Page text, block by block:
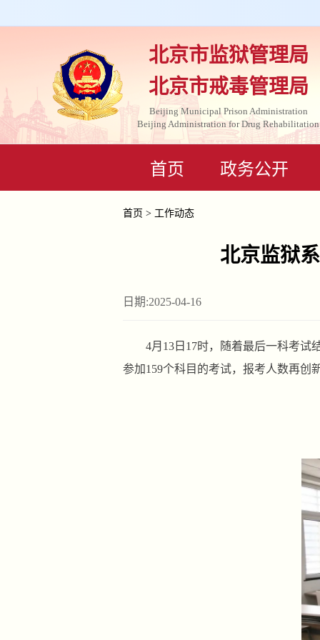
北京市监狱管理局
北京市戒毒管理局
Beijing Municipal Prison Administration
Beijing Administration for Drug Rehabilitation
首页 政务公开
首页 > 工作动态
北京监狱
日期:2025-04-16
4月13日17时，随着最后一科考试
参加159个科目的考试，报考人数再创